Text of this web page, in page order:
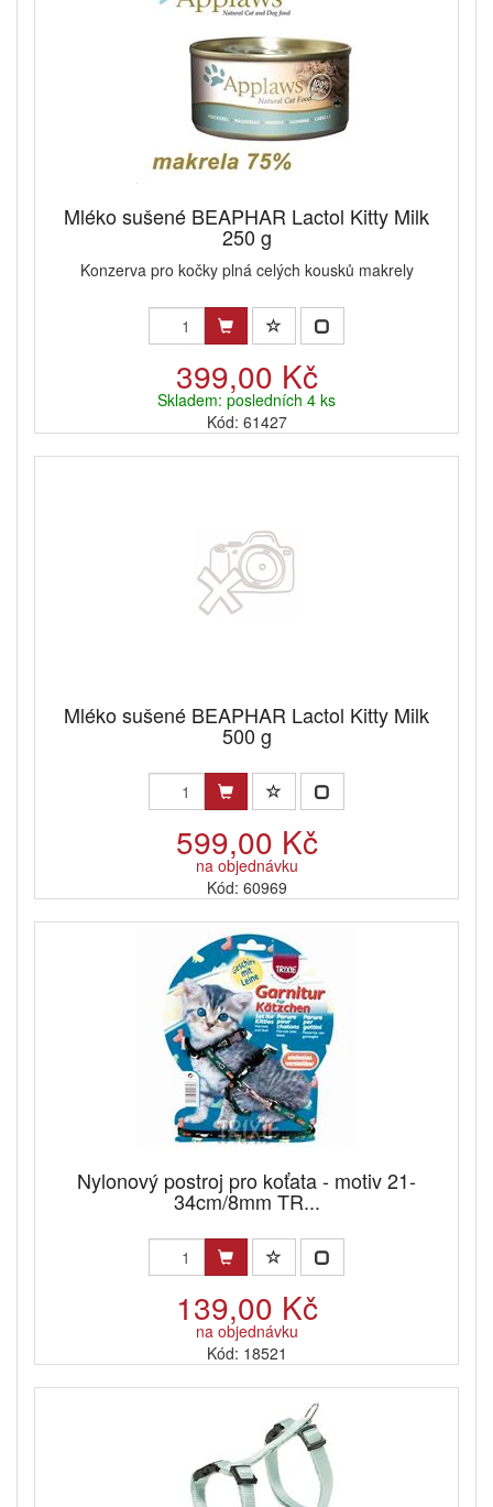
Mléko sušené BEAPHAR Lactol Kitty Milk
250 g
Konzerva pro kočky plná celých kousků makrely
399,00 Kč
Skladem: posledních 4 ks
Kód: 61427
Mléko sušené BEAPHAR Lactol Kitty Milk
500 g
599,00 Kč
na objednávku
Kód: 60969
Nylonový postroj pro koťata - motiv 21-
34cm/8mm TR...
139,00 Kč
na objednávku
Kód: 18521